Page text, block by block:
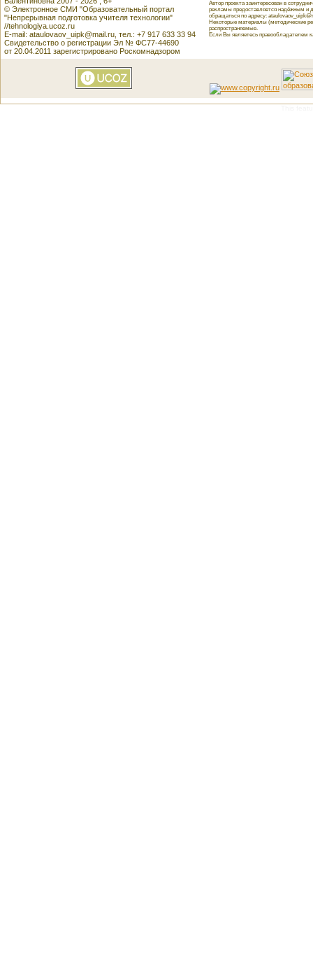
© Электронное СМИ "Образовательный портал
"Непрерывная подготовка учителя технологии"
//tehnologiya.ucoz.ru
E-mail: ataulovaov_uipk@mail.ru, тел.: +7 917 633 33 94
Свидетельство о регистрации Эл № ФС77-44690
от 20.04.2011 зарегистрировано Роскомнадзором
Автор проекта заинтересован в
рекламы предоставляется надёжным и
обращаться по адресу:
Некоторые материалы (методические
распространяемые.
Если Вы являетесь правообладателем